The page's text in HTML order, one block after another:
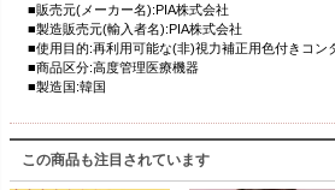
■販売元(メーカー名):PIA株式会社
■製造販売元(輸入者名):PIA株式会社
■使用目的:再利用可能な(非)視力補正用色付きコン
■商品区分:高度管理医療機器
■製造国:韓国
この商品も注目されています